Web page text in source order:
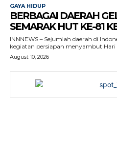
GAYA HIDUP
BERBAGAI DAERAH
SEMARAK HUT KE-81
INNNEWS – Sejumlah daerah di
kegiatan persiapan menyambut Hari
August 10, 2026